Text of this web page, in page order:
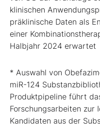
klinischen
präklinische Daten als
einer
Halbjahr 2024 erwartet
* Auswahl von
miR-124
Produktpipeline führt
Forschungsarbeiten zur
Kandidaten aus der